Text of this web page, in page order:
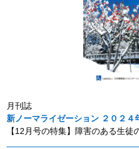
月刊誌
新ノーマライゼーション ２０２４
【12月号の特集】障害のある生